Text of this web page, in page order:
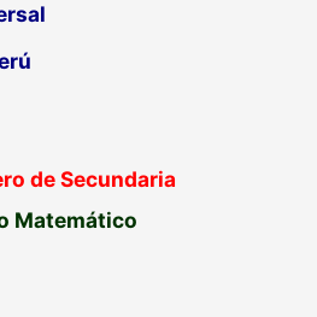
de Secundaria
Matemático